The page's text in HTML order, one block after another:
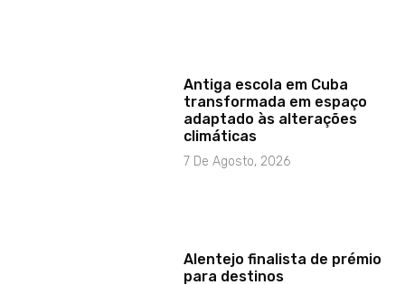
Antiga escola em Cuba
transformada em espaço
adaptado às alterações
climáticas
7 De Agosto, 2026
Alentejo finalista de prémio
para destinos